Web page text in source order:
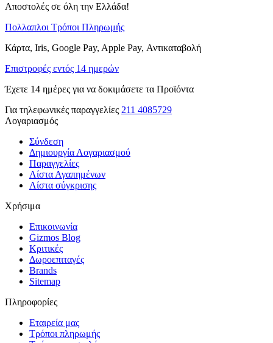
Αποστολές σε όλη την Ελλάδα!
Πολλαπλοι Τρόποι Πληρωμής
Κάρτα, Iris, Google Pay, Apple Pay, Αντικαταβολή
Επιστροφές εντός 14 ημερών
Έχετε 14 ημέρες για να δοκιμάσετε τα Προϊόντα
Για τηλεφωνικές παραγγελίες 211 4085729
Λογαριασμός
Σύνδεση
Δημιουργία Λογαριασμού
Παραγγελίες
Λίστα Αγαπημένων
Λίστα σύγκρισης
Χρήσιμα
Επικοινωνία
Gizmos Blog
Κριτικές
Δωροεπιταγές
Brands
Sitemap
Πληροφορίες
Εταιρεία μας
Τρόποι πληρωμής